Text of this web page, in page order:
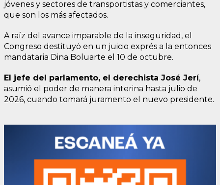
jóvenes y sectores de transportistas y comerciantes,
que son los más afectados.
A raíz del avance imparable de la inseguridad, el
Congreso destituyó en un juicio exprés a la entonces
mandataria Dina Boluarte el 10 de octubre.
El jefe del parlamento, el derechista José Jerí,
asumió el poder de manera interina hasta julio de
2026, cuando tomará juramento el nuevo presidente.